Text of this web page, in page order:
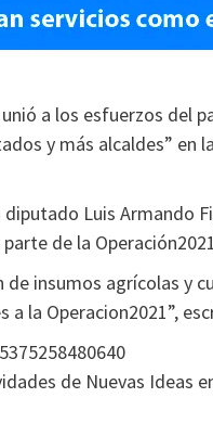
a los esfuerzos del
y más alcaldes” en
Luis Armando
de la
insumos agrícolas y
la Operacion2021”,
de Nuevas Ideas